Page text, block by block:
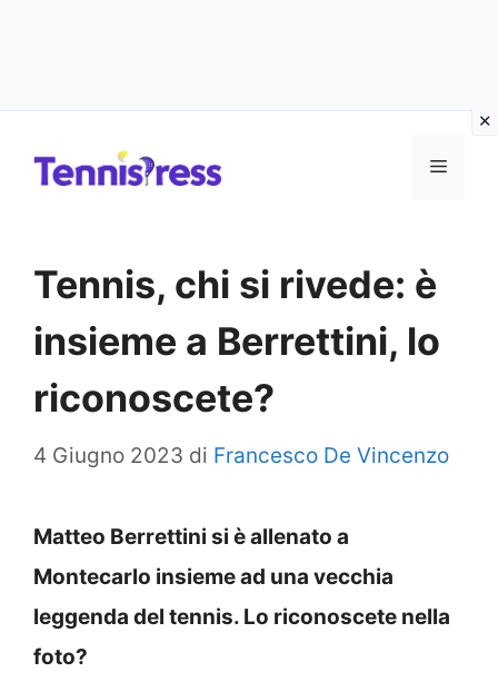
MENU
Tennis, chi si rivede: è
insieme a Berrettini, lo
riconoscete?
4 Giugno 2023 di Francesco De Vincenzo
Matteo Berrettini si è allenato a
Montecarlo insieme ad una vecchia
leggenda del tennis. Lo riconoscete nella
foto?